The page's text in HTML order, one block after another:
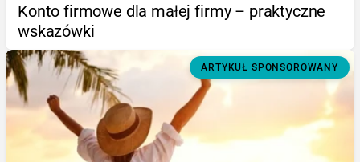
Konto firmowe dla małej firmy – praktyczne
wskazówki
ARTYKUŁ SPONSOROWANY